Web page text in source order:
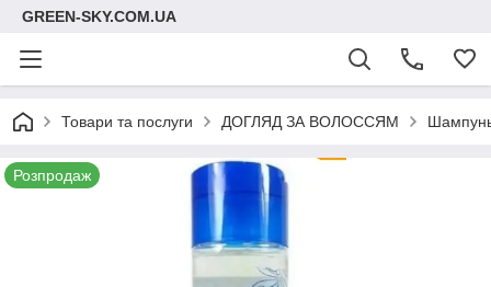
GREEN-SKY.COM.UA
Товари та послуги ДОГЛЯД ЗА ВОЛОССЯМ
Розпродаж